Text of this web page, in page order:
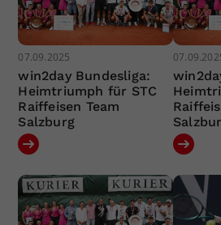
07.09.2025
win2day Bundesliga:
Heimtriumph für STC
Raiffeisen Team
Salzburg